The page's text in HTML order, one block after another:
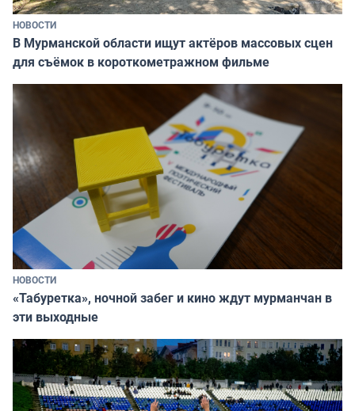
НОВОСТИ
В Мурманской области ищут актёров массовых сцен
для съёмок в короткометражном фильме
НОВОСТИ
«Табуретка», ночной забег и кино ждут мурманчан в
эти выходные